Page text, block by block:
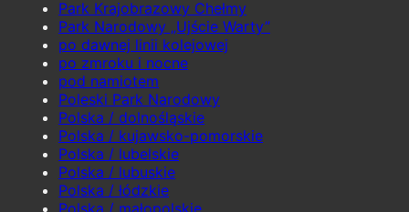
Park Krajobrazowy Chełmy
Park Narodowy „Ujście Warty”
po dawnej linii kolejowej
po zmroku i nocne
pod namiotem
Poleski Park Narodowy
Polska / dolnośląskie
Polska / kujawsko-pomorskie
Polska / lubelskie
Polska / lubuskie
Polska / łódzkie